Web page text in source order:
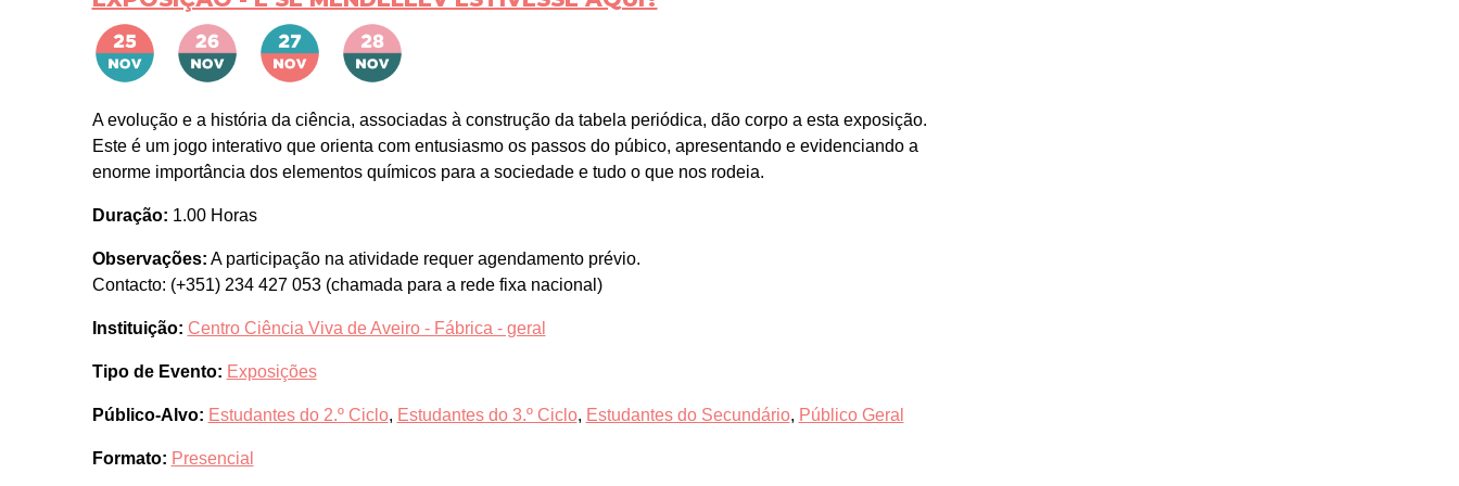
A evolução e a história da ciência, associadas à construção da tabela periódica, dão corpo a esta exposição.
Este é um jogo interativo que orienta com entusiasmo os passos do púbico, apresentando e evidenciando a
enorme importância dos elementos químicos para a sociedade e tudo o que nos rodeia.
Duração: 1.00 Horas
Observações: A participação na atividade requer agendamento prévio.
Contacto: (+351) 234 427 053 (chamada para a rede fixa nacional)
Instituição: Centro Ciência Viva de Aveiro - Fábrica - geral
Tipo de Evento: Exposições
Público-Alvo: Estudantes do 2.º Ciclo, Estudantes do 3.º Ciclo, Estudantes do Secundário, Público Geral
Formato: Presencial